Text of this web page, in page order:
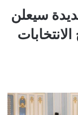
سيعلن